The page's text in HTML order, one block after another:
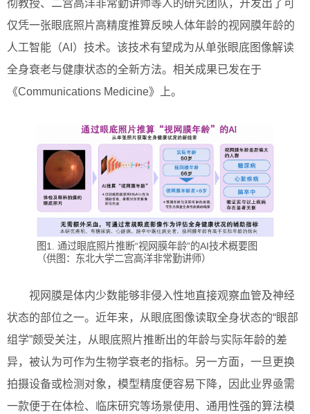
彻教授、二宫高洋非常勤讲师等人的研究团队，开发出了可
仅凭一张眼底照片高精度推算反映人体年龄的视网膜年龄的
人工智能（AI）技术。该技术有望成为从单张眼底图像解读
全身衰老与健康状态的全新方法。相关成果已发在于
《Communications Medicine》上。
图1. 通过眼底照片推断“视网膜年龄”的AI技术概要图
（供图：东北大学二宫高洋非常勤讲师）
视网膜是体内少数能够非侵入性地直接观察血管及神经
状态的部位之一。近年来，从眼底图像读取全身状态的“眼部
组学”颇受关注，从眼底照片推断出的年龄与实际年龄的差
异，被认为可作为生物学衰老的指标。另一方面，一旦更换
拍摄设备或检测对象，模型精度便容易下降，因此业界亟需
一款便于在体检、临床研究等场景使用、通用性强的算法模